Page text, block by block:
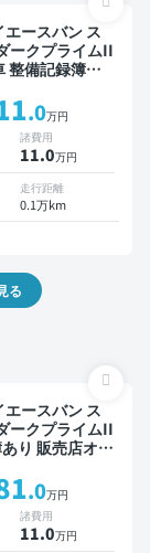
エースバン ス
ークプライムII
整備記録簿あ
り TV デジタ
ラー オートク
トキー ETC
ー 全方位カメ
側電動スラ
.0万円
諸費用
11.0万円
走行距離
0.1万km
る
エースバン ス
ークプライムII
り 販売店オプ
ー ETC バッ
突軽減 両側
ドア
.0万円
諸費用
11.0万円